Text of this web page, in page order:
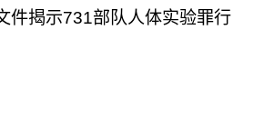
件揭示731部队人体实验罪行